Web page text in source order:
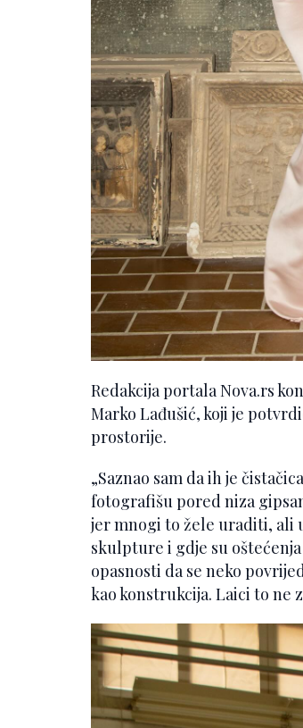
Redakcija portala Nova.rs
Marko Lađušić, koji je
prostorije.
„Saznao sam da ih je
fotografišu pored niza
jer mnogi to žele uraditi, ali
skulpture i gdje su
opasnosti da se neko
kao konstrukcija. Laici to ne